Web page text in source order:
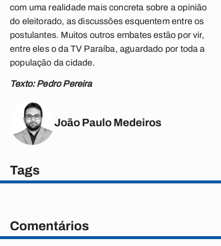
com uma realidade mais concreta sobre a opinião
do eleitorado, as discussões esquentem entre os
postulantes. Muitos outros embates estão por vir,
entre eles o da TV Paraíba, aguardado por toda a
população da cidade.
Texto: Pedro Pereira
João Paulo Medeiros
Tags
Comentários